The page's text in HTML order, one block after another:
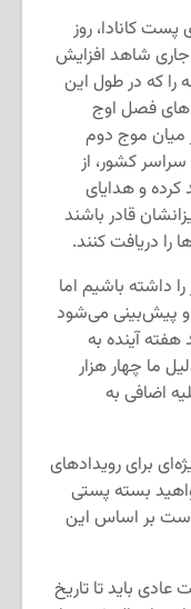
کانادا، روز
جاری شاهد افزایش
که در طول این
فصل اوج
میان موج دوم
کشور، از
و هدایای
قادر باشند
دریافت کنند.
داشته باشیم اما
پیش‌بینی می‌شود
آینده به
ما چهار هزار
اضافی به
برای رویدادهای
بسته پستی
بر اساس این
باید تا تاریخ